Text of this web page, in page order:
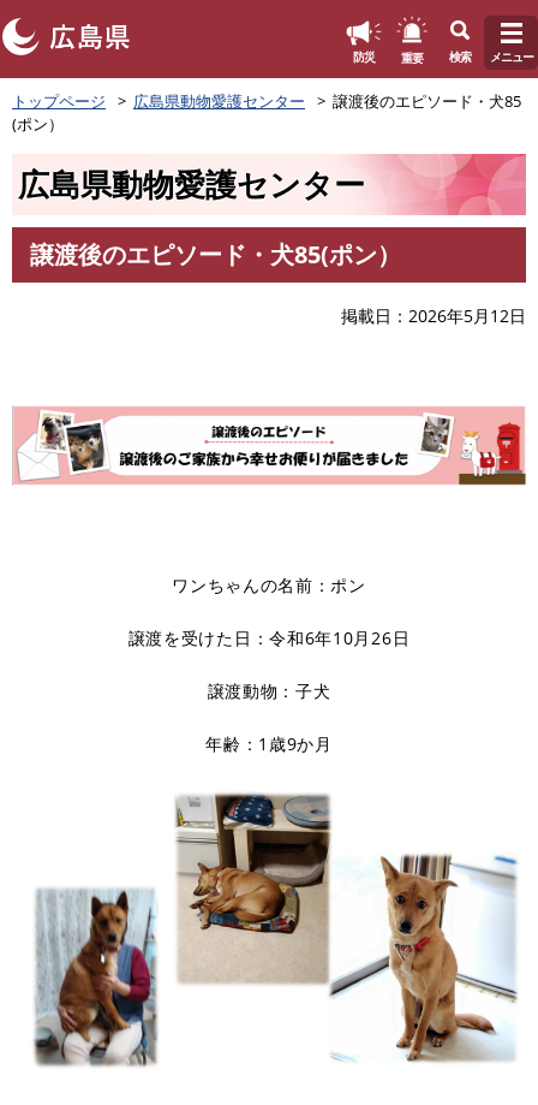
ペ
ー
ジ
。
防災 重要 検索 メニュー
トップページ 広島県動物愛護センター
譲渡後のエピソード・犬85
(ポン）
広島県動物愛護センター
文
譲渡後のエピソード・犬85(ポン）
掲載日 2026年5月12日
ワンちゃんの名前：ポン
譲渡を受けた日：令和6年10月26日
譲渡動物：子犬
年齢：1歳9か月